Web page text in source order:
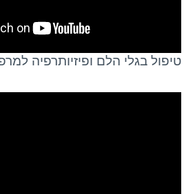
טיפול בגלי הלם ופיזיותרפיה